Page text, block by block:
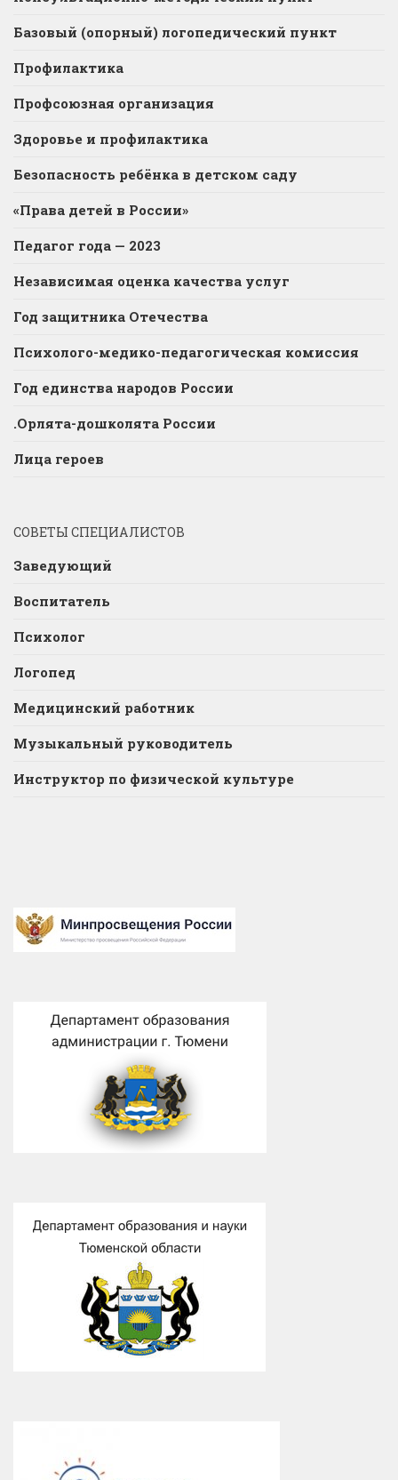
Базовый (опорный) логопедический пункт
Профилактика
Профсоюзная организация
Здоровье и профилактика
Безопасность ребёнка в детском саду
«Права детей в России»
Педагог года — 2023
Независимая оценка качества услуг
Год защитника Отечества
Психолого-медико-педагогическая комиссия
Год единства народов России
.Орлята-дошколята России
Лица героев
СОВЕТЫ СПЕЦИАЛИСТОВ
Заведующий
Воспитатель
Психолог
Логопед
Медицинский работник
Музыкальный руководитель
Инструктор по физической культуре